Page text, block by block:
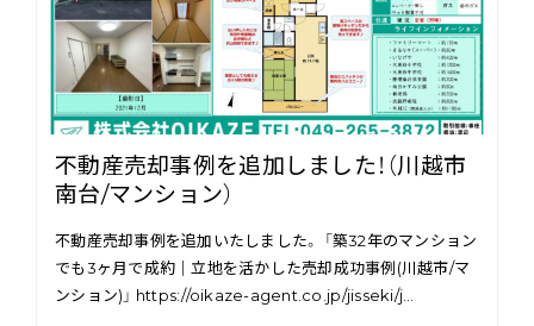
不動産売却事例を追加しました！（川越市
南台/マンション）
不動産売却事例を追加いたしました。 「築32年のマンション
でも3ヶ月で成約｜立地を活かした売却成功事例(川越市/マ
ンション)」 https://oikaze-agent.co.jp/jisseki/j…